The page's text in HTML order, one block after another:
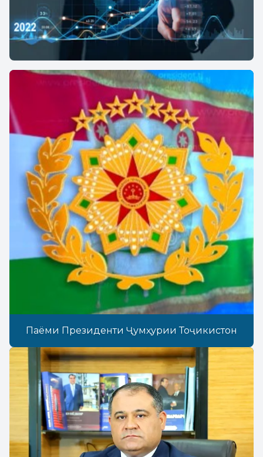
Паёми Президенти Ҷумҳурии Тоҷикистон